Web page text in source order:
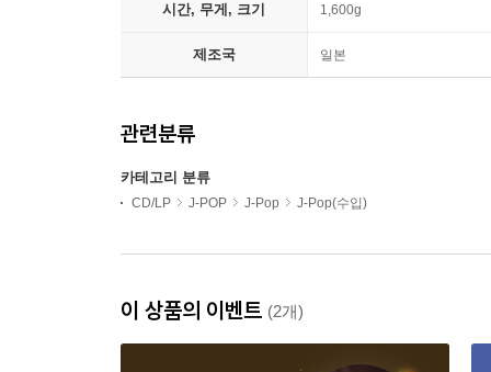
시간, 무게, 크기 1,600g
제조국 일본
관련분류
카테고리 분류
CD/LP J-POP J-Pop J-Pop(수입)
이 상품의 이벤트 (2개)